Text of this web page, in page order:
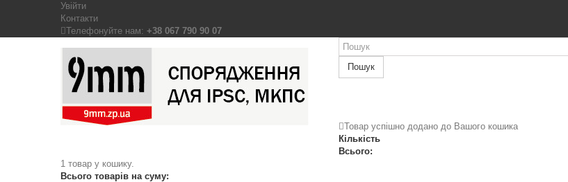
Увійти
Контакти
Телефонуйте нам: +38 067 790 90 07
Пошук
Товар успішно додано до Вашого кошика
Кількість
Всього:
1 товар у кошику.
Всього товарів на суму: